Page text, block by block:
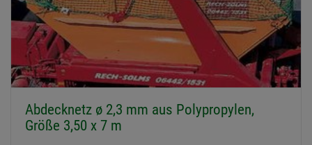
Abdecknetz ø 2,3 mm aus Polypropylen,
Größe 3,50 x 7 m